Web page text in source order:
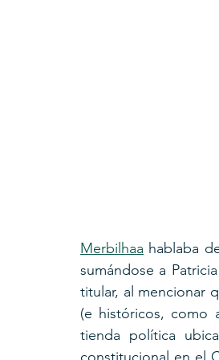
Merbilhaa hablaba
sumándose a
titular, al mencionar
(e históricos, como
tienda política